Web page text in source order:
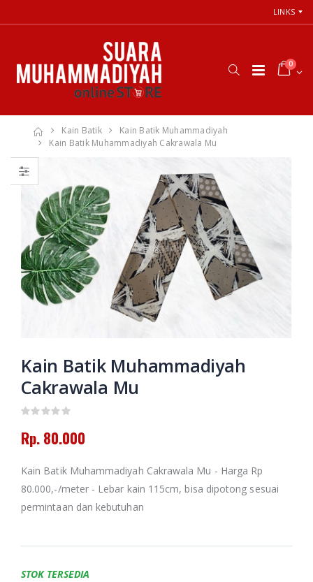
LINKS
0
Kain Batik
Kain Batik Muhammadiyah
Kain Batik Muhammadiyah Cakrawala Mu
Kain Batik Muhammadiyah
Cakrawala Mu
Rp. 80.000
Kain Batik Muhammadiyah Cakrawala Mu - Harga Rp
80.000,-/meter - Lebar kain 115cm, bisa dipotong sesuai
permintaan dan kebutuhan
STOK TERSEDIA
66 Jalan Menuju
Cinta Ilahi
Menemukan
Tuhan dalam
Luka, Cinta, dan
Kehidupan
Sehari-hari
Rp. 0
Kepemimpinan
Universitas
Muhammadiyah
Banjarmasin
2016-2024
Rp. 0
HAEDAR
NASHIR;
JURNALIS
ISLAM
Rp. 0
Cara Shalat
Menurut
Himpunan
Putusan Tarjih
Muhammadiyah
Rp. 31.000
Himpunan
Rp. 130.000
Rp. 60.000